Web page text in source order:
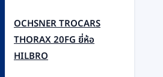
OCHSNER TROCARS
THORAX 20FG ยี่ห้อ
HILBRO